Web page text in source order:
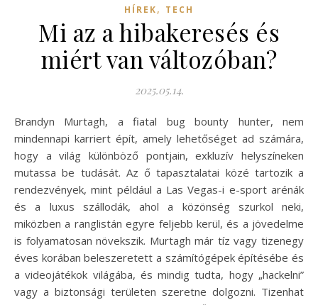
HÍREK, TECH
Mi az a hibakeresés és
miért van változóban?
2025.05.14.
Brandyn Murtagh, a fiatal bug bounty hunter, nem
mindennapi karriert épít, amely lehetőséget ad számára,
hogy a világ különböző pontjain, exkluzív helyszíneken
mutassa be tudását. Az ő tapasztalatai közé tartozik a
rendezvények, mint például a Las Vegas-i e-sport arénák
és a luxus szállodák, ahol a közönség szurkol neki,
miközben a ranglistán egyre feljebb kerül, és a jövedelme
is folyamatosan növekszik. Murtagh már tíz vagy tizenegy
éves korában beleszeretett a számítógépek építésébe és
a videojátékok világába, és mindig tudta, hogy „hackelni”
vagy a biztonsági területen szeretne dolgozni. Tizenhat